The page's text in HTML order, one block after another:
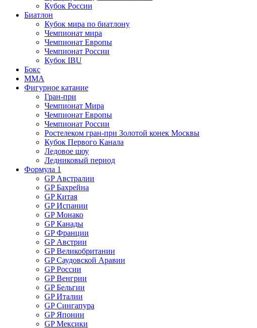
Кубок России
Биатлон
Кубок мира по биатлону
Чемпионат мира
Чемпионат Европы
Чемпионат России
Кубок IBU
Бокс
MMA
Фигурное катание
Гран-при
Чемпионат Мира
Чемпионат Европы
Чемпионат России
Ростелеком гран-при Золотой конек Москвы
Кубок Первого Канала
Ледовое шоу
Ледниковый период
Формула 1
GP Австралии
GP Бахрейна
GP Китая
GP Испании
GP Монако
GP Канады
GP Франции
GP Австрии
GP Великобритании
GP Саудовской Аравии
GP России
GP Венгрии
GP Бельгии
GP Италии
GP Сингапура
GP Японии
GP Мексики